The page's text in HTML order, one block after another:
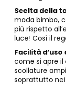
Scelta della
moda bimbo,
più rispetto
luce! Così il
Facilità
come si apre il
scollature
soprattutto nei